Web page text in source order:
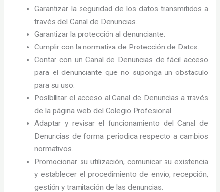
Garantizar la seguridad de los datos transmitidos a
través del Canal de Denuncias.
Garantizar la protección al denunciante.
Cumplir con la normativa de Protección de Datos.
Contar con un Canal de Denuncias de fácil acceso
para el denunciante que no suponga un obstaculo
para su uso.
Posibilitar el acceso al Canal de Denuncias a través
de la página web del Colegio Profesional.
Adaptar y revisar el funcionamiento del Canal de
Denuncias de forma periodica respecto a cambios
normativos.
Promocionar su utilización, comunicar su existencia
y establecer el procedimiento de envío, recepción,
gestión y tramitación de las denuncias.